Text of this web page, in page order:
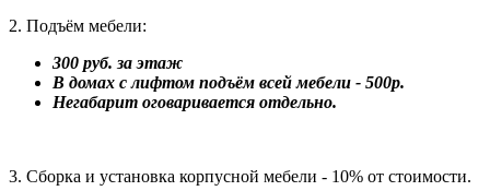
2. Подъём мебели:
300 руб. за этаж
В домах с лифтом подъём всей мебели - 500р.
Негабарит оговаривается отдельно.
3. Сборка и установка корпусной мебели - 10% от стоимости.